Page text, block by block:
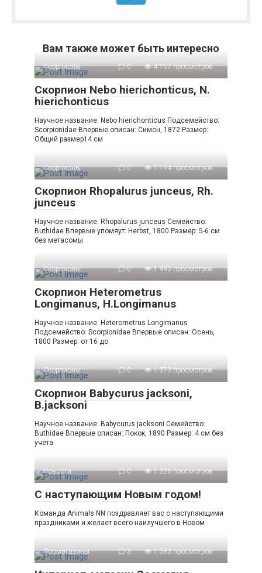
Вам также может быть интересно
Скорпионы 0 4 157 просмотров
Скорпион Nebo hierichonticus, N.
hierichonticus
Научное название: Nebo hierichonticus Подсемейство:
Scorpionidae Впервые описан: Симон, 1872 Размер:
Общий размер14 см
Скорпионы 0 1 194 просмотров
Скорпион Rhopalurus junceus, Rh.
junceus
Научное название: Rhopalurus junceus Семейство:
Buthidae Впервые упомяут: Herbst, 1800 Размер: 5-6 см
без метасомы
Скорпионы 0 1 443 просмотров
Скорпион Heterometrus
Longimanus, H.Longimanus
Научное название: Heterometrus Longimanus
Подсемейство: Scorpionidae Впервые описан: Осень,
1800 Размер: от 16 до
Скорпионы 0 1 373 просмотров
Скорпион Babycurus jacksoni,
B.jacksoni
Научное название: Babycurus jacksoni Семейство:
Buthidae Впервые описан: Покок, 1890 Размер: 4 см без
учёта
Новости 0 1 326 просмотров
C наступающим Новым годом!
Команда Animals NN поздравляет вас с наступающими
праздниками и желает всего наилучшего в Новом
Зоомагазины 3 1 583 просмотров